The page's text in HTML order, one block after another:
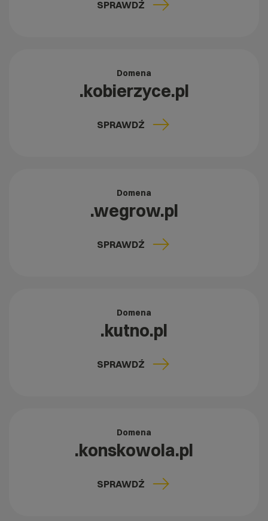
SPRAWDŹ
Domena
.kobierzyce.pl
SPRAWDŹ
Domena
.wegrow.pl
SPRAWDŹ
Domena
.kutno.pl
SPRAWDŹ
Domena
.konskowola.pl
SPRAWDŹ